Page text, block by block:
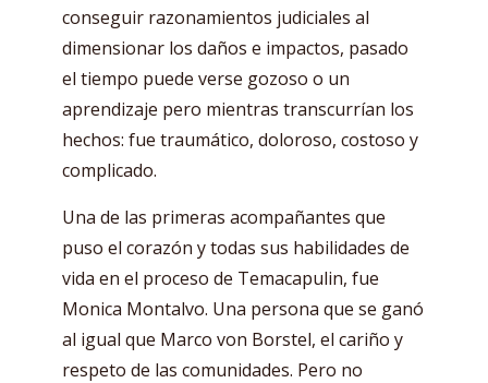
conseguir razonamientos judiciales al
dimensionar los daños e impactos, pasado
el tiempo puede verse gozoso o un
aprendizaje pero mientras transcurrían los
hechos: fue traumático, doloroso, costoso y
complicado.
Una de las primeras acompañantes que
puso el corazón y todas sus habilidades de
vida en el proceso de Temacapulin, fue
Monica Montalvo. Una persona que se ganó
al igual que Marco von Borstel, el cariño y
respeto de las comunidades. Pero no